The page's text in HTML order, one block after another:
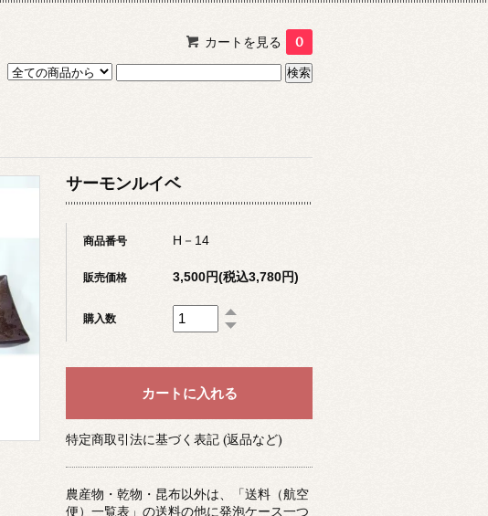
カートを見る 0
サーモンルイベ
商品番号 H－14
販売価格 3,500円(税込3,780円)
購入数
特定商取引法に基づく表記 (返品など)
農産物・乾物・昆布以外は、「送料（航空
便）一覧表」の送料の他に発泡ケース一つ